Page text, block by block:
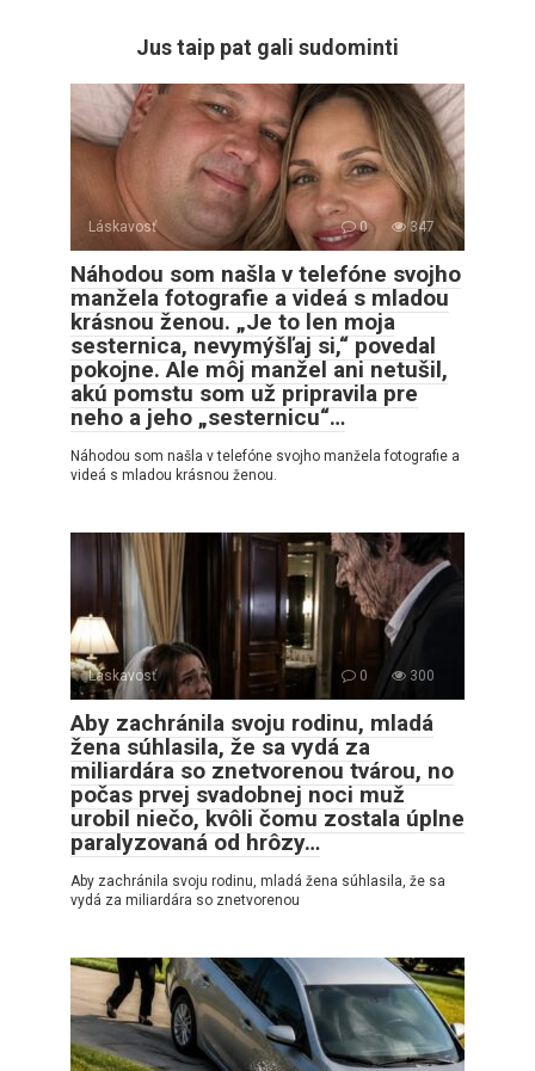
Jus taip pat gali sudominti
Láskavosť 0 347
Náhodou som našla v telefóne svojho
manžela fotografie a videá s mladou
krásnou ženou. „Je to len moja
sesternica, nevymýšľaj si,“ povedal
pokojne. Ale môj manžel ani netušil,
akú pomstu som už pripravila pre
neho a jeho „sesternicu“…
Náhodou som našla v telefóne svojho manžela fotografie a
videá s mladou krásnou ženou.
Láskavosť 0 300
Aby zachránila svoju rodinu, mladá
žena súhlasila, že sa vydá za
miliardára so znetvorenou tvárou, no
počas prvej svadobnej noci muž
urobil niečo, kvôli čomu zostala úplne
paralyzovaná od hrôzy…
Aby zachránila svoju rodinu, mladá žena súhlasila, že sa
vydá za miliardára so znetvorenou